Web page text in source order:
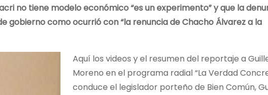
no tiene modelo económico “es un experimento” y que la
gobierno como ocurrió con “la renuncia de Chacho Álvarez a la
Aquí los videos y el resumen del reportaje a
Moreno en el programa radial “La Verdad
conduce el legislador porteño de Bien Común,